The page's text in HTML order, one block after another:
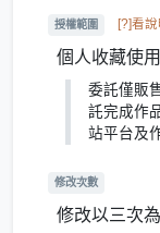
授權範圍 [?]看說
個人收藏使
委託僅販
託完成作
站平台及
修改次數
修改以三次